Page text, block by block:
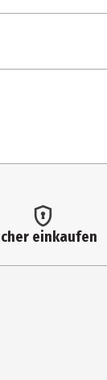
einkaufen